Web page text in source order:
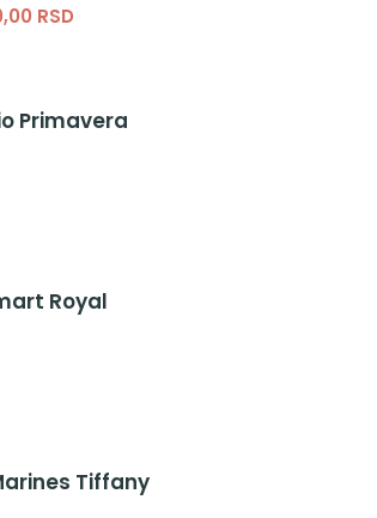
RSD
Primavera
Royal
Tiffany